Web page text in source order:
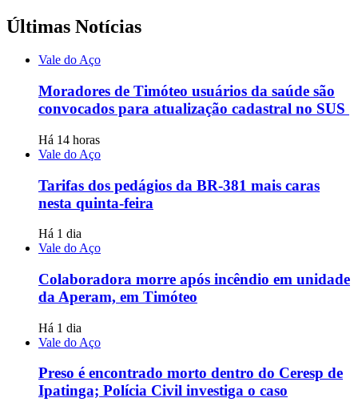
Últimas Notícias
Vale do Aço
Moradores de Timóteo usuários da saúde são
convocados para atualização cadastral no SUS
Há 14 horas
Vale do Aço
Tarifas dos pedágios da BR-381 mais caras
nesta quinta-feira
Há 1 dia
Vale do Aço
Colaboradora morre após incêndio em unidade
da Aperam, em Timóteo
Há 1 dia
Vale do Aço
Preso é encontrado morto dentro do Ceresp de
Ipatinga; Polícia Civil investiga o caso